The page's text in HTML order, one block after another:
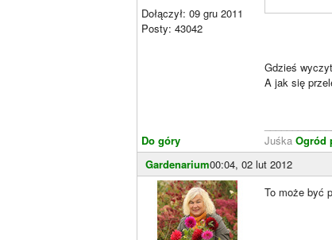
Dołączył: 09 gru 2011
Posty: 43042
Do góry
Gdzieś
A jak się
Juśka Ogród
Gardenarium00:04, 02 lut 2012
To może być